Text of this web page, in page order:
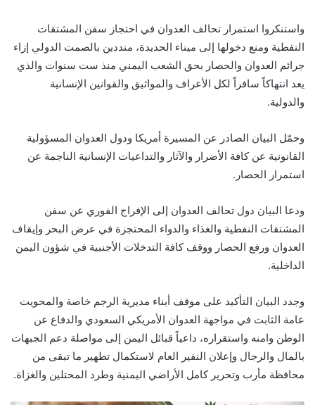
واستنكروا استمرار تحالف العدوان في احتجاز سفن المشتقات
النفطية ومنع دخولها إلى ميناء الحديدة، منددين بالصمت الدولي إزاء
جرائم العدوان والحصار بحق الشعب اليمني منذ ست سنوات والذي
يعد انتهاكاً سافراً لكل الأعراف والمواثيق والقوانين الإنسانية
والدولية.
وحمّل البيان الصادر عن المسيرة أمريكا ودول العدوان المسؤولية
القانونية عن كافة الأضرار والآثار والتداعيات الإنسانية الناجمة عن
استمرار الحصار.
ودعا البيان دول تحالف العدوان إلى الإفراج الفوري عن سفن
المشتقات النفطية والغذاء والدواء المحتجزة في عرض البحر وإيقاف
العدوان ورفع الحصار ووقف كافة التدخلات الأجنبية في شؤون اليمن
الداخلية.
وجدد البيان التأكيد على موقف أبناء مديرية الرجم خاصة والمحويت
عامة الثابت في مواجهة العدوان الأمريكي السعودي والدفاع عن
الوطن وامنه واستقراره، داعياً قبائل اليمن إلى مواصلة دعم الجبهات
بالمال والرجال وإعلان النفير العام لاستكمال تطهير ما تبقى من
محافظة مأرب وتحرير كامل الأراضي اليمنية وطرد المحتلين والغزاة.